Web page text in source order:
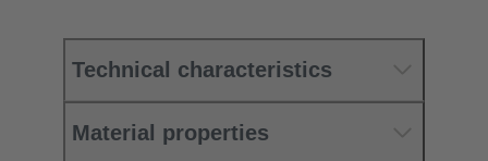
Technical characteristics
Material properties